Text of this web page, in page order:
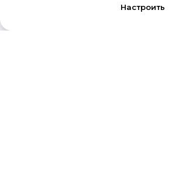
Настроить